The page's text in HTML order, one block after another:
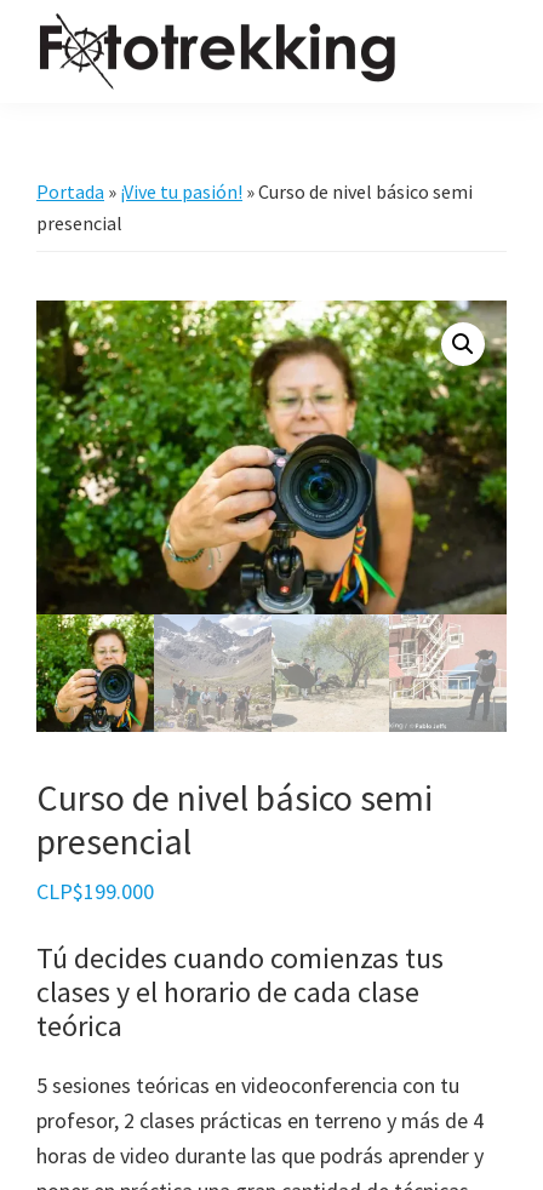
Cursos
de
viajes
fotográficos
Portada » ¡Vive tu pasión! »Curso de nivel básico semi
presencial
Curso de nivel básico semi
presencial
CLP$199.000
Tú decides cuando comienzas tus
clases y el horario de cada clase
teórica
5 sesiones teóricas en videoconferencia con tu
profesor, 2 clases prácticas en terreno y más de 4
horas de video durante las que podrás aprender y